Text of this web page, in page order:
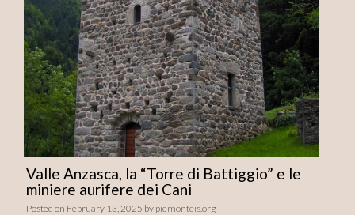
Valle Anzasca, la “Torre di Battiggio” e le
miniere aurifere dei Cani
Posted on February 13, 2025 by piemonteis.org